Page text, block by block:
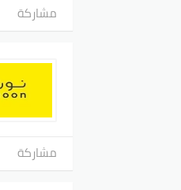
مشاركة
مشاركة